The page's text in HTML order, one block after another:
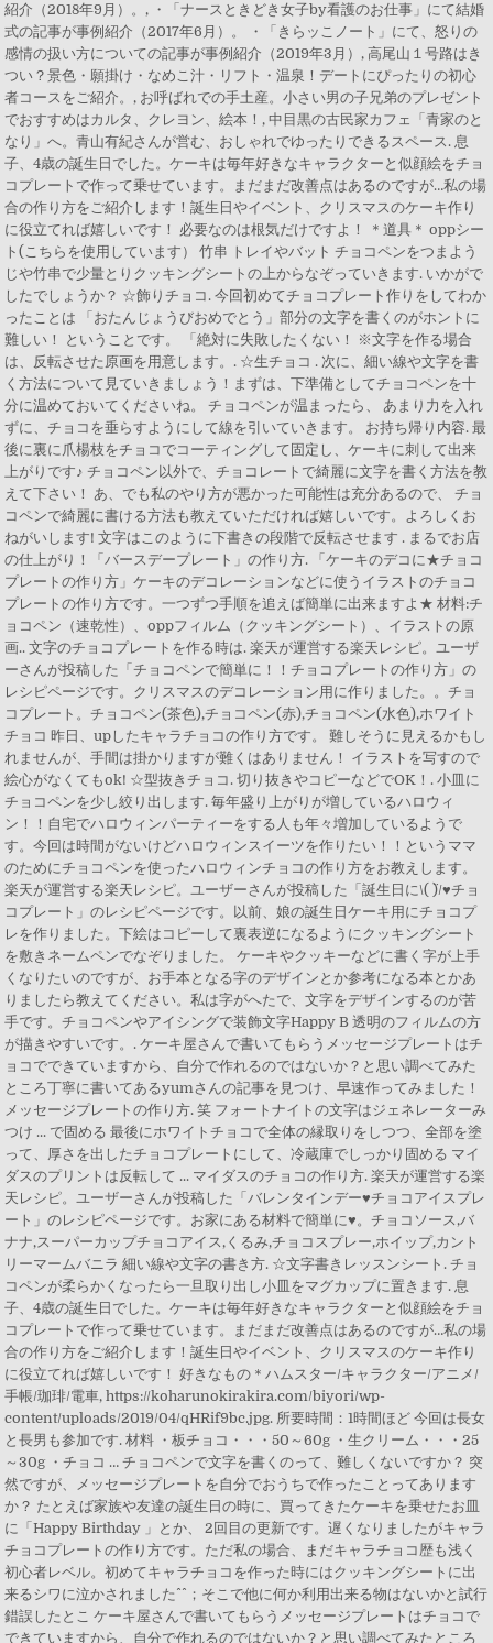
紹介（2018年9月）。, ・「ナースときどき女子by看護のお仕事」にて結婚
式の記事が事例紹介（2017年6月）。 ・「きらッこノート」にて、怒りの
感情の扱い方についての記事が事例紹介（2019年3月）, 高尾山１号路はき
つい？景色・願掛け・なめこ汁・リフト・温泉！デートにぴったりの初心
者コースをご紹介。, お呼ばれでの手土産。小さい男の子兄弟のプレゼント
でおすすめはカルタ、クレヨン、絵本！, 中目黒の古民家カフェ「青家のと
なり」へ。青山有紀さんが営む、おしゃれでゆったりできるスペース. 息
子、4歳の誕生日でした。ケーキは毎年好きなキャラクターと似顔絵をチョ
コプレートで作って乗せています。まだまだ改善点はあるのですが…私の場
合の作り方をご紹介します！誕生日やイベント、クリスマスのケーキ作り
に役立てれば嬉しいです！ 必要なのは根気だけですよ！ ＊道具＊ oppシー
ト(こちらを使用しています） 竹串 トレイやバット チョコペンをつまよう
じや竹串で少量とりクッキングシートの上からなぞっていきます. いかがで
したでしょうか？ ☆飾りチョコ. 今回初めてチョコプレート作りをしてわか
ったことは 「おたんじょうびおめでとう」部分の文字を書くのがホントに
難しい！ ということです。 「絶対に失敗したくない！ ※文字を作る場合
は、反転させた原画を用意します。. ☆生チョコ . 次に、細い線や文字を書
く方法について見ていきましょう！まずは、下準備としてチョコペンを十
分に温めておいてくださいね。 チョコペンが温まったら、 あまり力を入れ
ずに、チョコを垂らすようにして線を引いていきます。 お持ち帰り内容. 最
後に裏に爪楊枝をチョコでコーティングして固定し、ケーキに刺して出来
上がりです♪ チョコペン以外で、チョコレートで綺麗に文字を書く方法を教
えて下さい！ あ、でも私のやり方が悪かった可能性は充分あるので、 チョ
コペンで綺麗に書ける方法も教えていただければ嬉しいです。よろしくお
ねがいします! 文字はこのように下書きの段階で反転させます . まるでお店
の仕上がり！「バースデープレート」の作り方. 「ケーキのデコに★チョコ
プレートの作り方」ケーキのデコレーションなどに使うイラストのチョコ
プレートの作り方です。一つずつ手順を追えば簡単に出来ますよ★ 材料:チ
ョコペン（速乾性）、oppフィルム（クッキングシート）、イラストの原
画.. 文字のチョコプレートを作る時は. 楽天が運営する楽天レシピ。ユーザ
ーさんが投稿した「チョコペンで簡単に！！チョコプレートの作り方」の
レシピページです。クリスマスのデコレーション用に作りました。。チョ
コプレート。チョコペン(茶色),チョコペン(赤),チョコペン(水色),ホワイト
チョコ 昨日、upしたキャラチョコの作り方です。 難しそうに見えるかもし
れませんが、手間は掛かりますが難くはありません！ イラストを写すので
絵心がなくてもok! ☆型抜きチョコ. 切り抜きやコピーなどでOK！. 小皿に
チョコペンを少し絞り出します. 毎年盛り上がりが増しているハロウィ
ン！！自宅でハロウィンパーティーをする人も年々増加しているようで
す。今回は時間がないけどハロウィンスイーツを作りたい！！というママ
のためにチョコペンを使ったハロウィンチョコの作り方をお教えします。
楽天が運営する楽天レシピ。ユーザーさんが投稿した「誕生日に\( ̈)/♥チョ
コプレート」のレシピページです。以前、娘の誕生日ケーキ用にチョコプ
レを作りました。下絵はコピーして裏表逆になるようにクッキングシート
を敷きネームペンでなぞりました。 ケーキやクッキーなどに書く字が上手
くなりたいのですが、お手本となる字のデザインとか参考になる本とかあ
りましたら教えてください。私は字がへたで、文字をデザインするのが苦
手です。チョコペンやアイシングで装飾文字Happy B 透明のフィルムの方
が描きやすいです。. ケーキ屋さんで書いてもらうメッセージプレートはチ
ョコでできていますから、自分で作れるのではないか？と思い調べてみた
ところ丁寧に書いてあるyumさんの記事を見つけ、早速作ってみました！
メッセージプレートの作り方. 笑 フォートナイトの文字はジェネレーターみ
つけ ... で固める 最後にホワイトチョコで全体の縁取りをしつつ、全部を塗
って、厚さを出したチョコプレートにして、冷蔵庫でしっかり固める マイ
ダスのプリントは反転して ... マイダスのチョコの作り方. 楽天が運営する楽
天レシピ。ユーザーさんが投稿した「バレンタインデー♥️チョコアイスプレ
ート」のレシピページです。お家にある材料で簡単に♥️。チョコソース,バ
ナナ,スーパーカップチョコアイス,くるみ,チョコスプレー,ホイップ,カント
リーマームバニラ 細い線や文字の書き方. ☆文字書きレッスンシート. チョ
コペンが柔らかくなったら一旦取り出し小皿をマグカップに置きます. 息
子、4歳の誕生日でした。ケーキは毎年好きなキャラクターと似顔絵をチョ
コプレートで作って乗せています。まだまだ改善点はあるのですが…私の場
合の作り方をご紹介します！誕生日やイベント、クリスマスのケーキ作り
に役立てれば嬉しいです！ 好きなもの＊ハムスター/キャラクター/アニメ/
手帳/珈琲/電車, https://koharunokirakira.com/biyori/wp-
content/uploads/2019/04/qHRif9bc.jpg. 所要時間：1時間ほど 今回は長女
と長男も参加です. 材料 ・板チョコ・・・50～60g ・生クリーム・・・25
～30g ・チョコ … チョコペンで文字を書くのって、難しくないですか？ 突
然ですが、メッセージプレートを自分でおうちで作ったことってあります
か？ たとえば家族や友達の誕生日の時に、買ってきたケーキを乗せたお皿
に「Happy Birthday 」とか、 2回目の更新です。遅くなりましたがキャラ
チョコプレートの作り方です。ただ私の場合、まだキャラチョコ歴も浅く
初心者レベル。初めてキャラチョコを作った時にはクッキングシートに出
来るシワに泣かされました^^；そこで他に何か利用出来る物はないかと試行
錯誤したとこ ケーキ屋さんで書いてもらうメッセージプレートはチョコで
できていますから、自分で作れるのではないか？と思い調べてみたところ